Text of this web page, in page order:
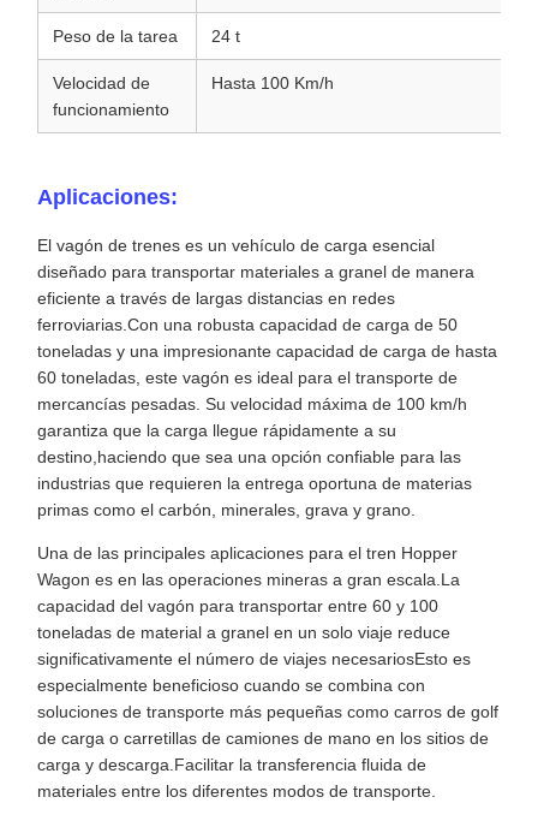
Peso de la tarea 24 t
Velocidad de
funcionamiento
Hasta 100 Km/h
Aplicaciones:
El vagón de trenes es un vehículo de carga esencial
diseñado para transportar materiales a granel de manera
eficiente a través de largas distancias en redes
ferroviarias.Con una robusta capacidad de carga de 50
toneladas y una impresionante capacidad de carga de hasta
60 toneladas, este vagón es ideal para el transporte de
mercancías pesadas. Su velocidad máxima de 100 km/h
garantiza que la carga llegue rápidamente a su
destino,haciendo que sea una opción confiable para las
industrias que requieren la entrega oportuna de materias
primas como el carbón, minerales, grava y grano.
Una de las principales aplicaciones para el tren Hopper
Wagon es en las operaciones mineras a gran escala.La
capacidad del vagón para transportar entre 60 y 100
toneladas de material a granel en un solo viaje reduce
significativamente el número de viajes necesariosEsto es
especialmente beneficioso cuando se combina con
soluciones de transporte más pequeñas como carros de golf
de carga o carretillas de camiones de mano en los sitios de
carga y descarga.Facilitar la transferencia fluida de
materiales entre los diferentes modos de transporte.